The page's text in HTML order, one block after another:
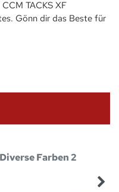
TACKS XF
Gönn dir das Beste für
Farben 2